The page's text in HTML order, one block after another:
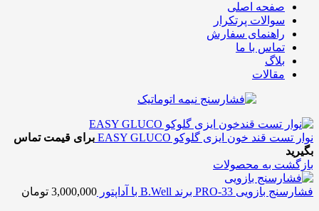
صفحه اصلی
سوالات پرتکرار
راهنمای سفارش
تماس با ما
بلاگ
مقالات
نوار تست قند خون ایزی گلوکو EASY GLUCO
برای قیمت تماس
بگیرید
بازگشت به محصولات
فشارسنج بازویی PRO-33 برند B.Well با آداپتور 3,000,000 تومان